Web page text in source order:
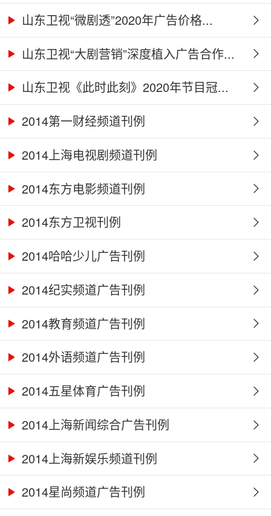
山东卫视“微剧透”2020年广告价格...
山东卫视“大剧营销”深度植入广告合作...
山东卫视《此时此刻》2020年节目冠...
2014第一财经频道刊例
2014上海电视剧频道刊例
2014东方电影频道刊例
2014东方卫视刊例
2014哈哈少儿广告刊例
2014纪实频道广告刊例
2014教育频道广告刊例
2014外语频道广告刊例
2014五星体育广告刊例
2014上海新闻综合广告刊例
2014上海新娱乐频道刊例
2014星尚频道广告刊例